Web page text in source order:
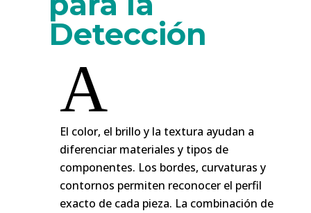
Detección
A
El color, el brillo y la textura ayudan a
diferenciar materiales y tipos de
componentes. Los bordes, curvaturas y
contornos permiten reconocer el perfil
exacto de cada pieza. La combinación de